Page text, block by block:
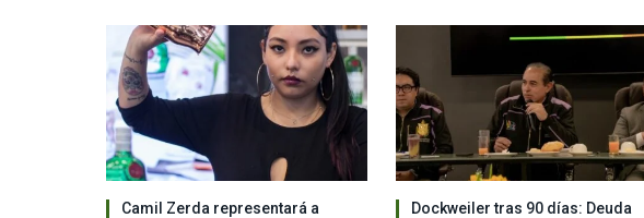
Camil Zerda representará a
Dockweiler tras 90 días: Deuda